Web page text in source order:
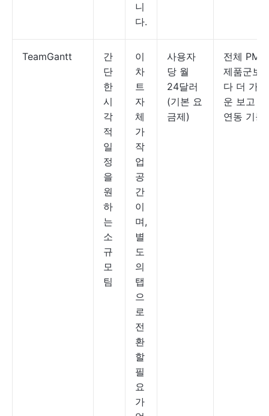
니
다.
TeamGantt
간
단
한
시
각
적
일
정
을
원
하
는
소
규
모
팀
이
차
트
자
체
가
작
업
공
간
이
며,
별
도
의
탭
으
로
전
환
할
필
요
가
사용자
당 월
24달러
(기본 요
금제)
전체 PM
제품군보
다 더 가벼
운 보고 및
연동 기능